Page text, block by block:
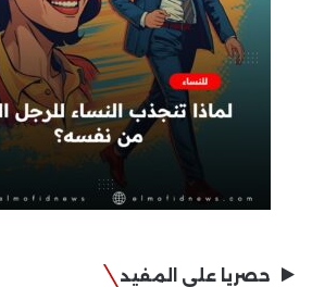
حصريا على المفيد